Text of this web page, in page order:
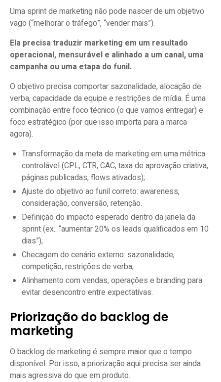
Uma sprint de marketing não pode nascer de um objetivo
vago (“melhorar o tráfego”, “vender mais”).
Ela precisa traduzir marketing em um resultado
operacional, mensurável e alinhado a um canal, uma
campanha ou uma etapa do funil.
O objetivo precisa comportar sazonalidade, alocação de
verba, capacidade da equipe e restrições de mídia. É uma
combinação entre foco técnico (o que vamos entregar) e
foco estratégico (por que isso importa para a marca
agora).
Transformação da meta de marketing em uma métrica
controlável (CPL, CTR, CAC, taxa de aprovação criativa,
páginas publicadas, flows ativados);
Ajuste do objetivo ao funil correto: awareness,
consideração, conversão, retenção.
Definição do impacto esperado dentro da janela da
sprint (ex.: “aumentar 20% os leads qualificados em 10
dias”);
Checagem do cenário externo: sazonalidade,
competição, restrições de verba;
Alinhamento com vendas, operações e branding para
evitar desencontro entre expectativas.
Priorização do backlog de
marketing
O backlog de marketing é sempre maior que o tempo
disponível. Por isso, a priorização aqui precisa ser ainda
mais agressiva do que em produto.